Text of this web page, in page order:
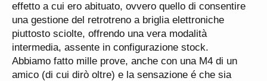
effetto a cui ero abituato, ovvero quello di consentire
una gestione del retrotreno a briglia elettroniche
piuttosto sciolte, offrendo una vera modalità
intermedia, assente in configurazione stock.
Abbiamo fatto mille prove, anche con una M4 di un
amico (di cui dirò oltre) e la sensazione é che sia